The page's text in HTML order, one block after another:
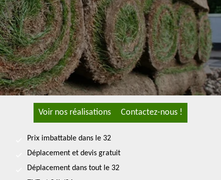
Voir nos réalisations Contactez-nous !
Prix imbattable dans le 32
Déplacement et devis gratuit
Déplacement dans tout le 32